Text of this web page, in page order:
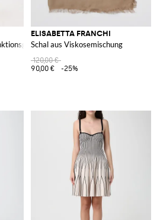
mit Gürtel
ELISABETTA FRANCHI
Schal aus Viskosemischung
120,00 €
90,00 €
-25%